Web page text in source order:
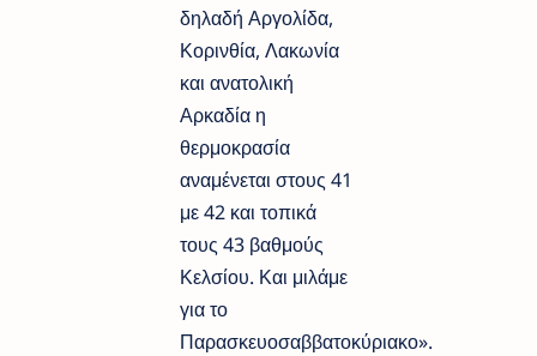
δηλαδή Αργολίδα,
Κορινθία, Λακωνία
και ανατολική
Αρκαδία η
θερμοκρασία
αναμένεται στους 41
με 42 και τοπικά
τους 43 βαθμούς
Κελσίου. Και μιλάμε
για το
Παρασκευοσαββατοκύριακο».